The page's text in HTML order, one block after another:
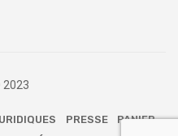
2023
PRESSE
PANIER